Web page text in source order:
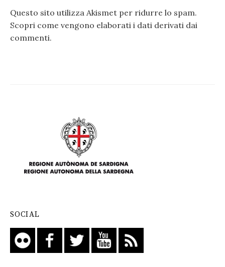
Questo sito utilizza Akismet per ridurre lo spam.
Scopri come vengono elaborati i dati derivati dai
commenti.
SOCIAL